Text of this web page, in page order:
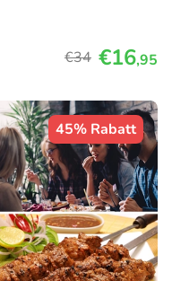
€34 €16,95
45% Rabatt